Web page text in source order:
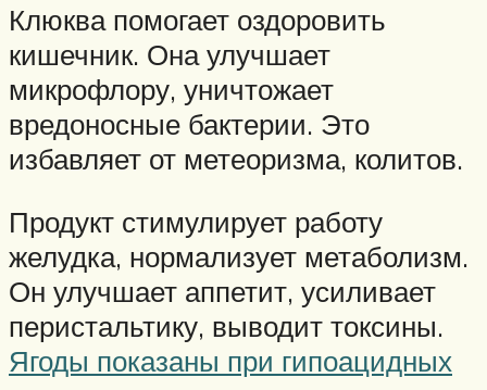
Клюква помогает оздоровить
кишечник. Она улучшает
микрофлору, уничтожает
вредоносные бактерии. Это
избавляет от метеоризма, колитов.
Продукт стимулирует работу
желудка, нормализует метаболизм.
Он улучшает аппетит, усиливает
перистальтику, выводит токсины.
Ягоды показаны при гипоацидных